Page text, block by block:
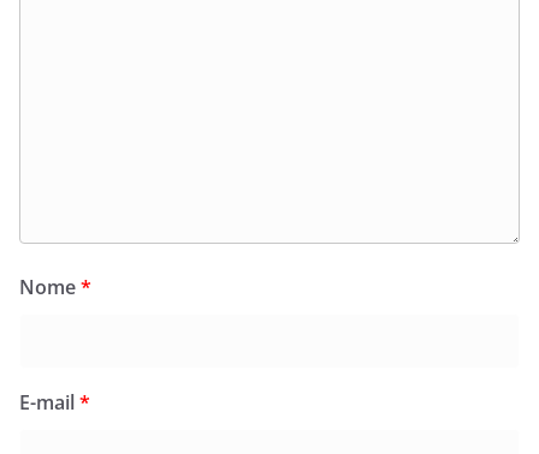
Nome*
E-mail*